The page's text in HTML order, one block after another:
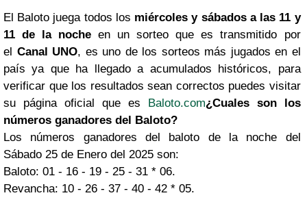
El Baloto juega todos los miércoles y sábados a las 11 y
11 de la noche en un sorteo que es transmitido por
el Canal UNO, es uno de los sorteos más jugados en el
país ya que ha llegado a acumulados históricos, para
verificar que los resultados sean correctos puedes visitar
su página oficial que es Baloto.com¿Cuales son los
números ganadores del Baloto?
Los números ganadores del baloto de la noche del
Sábado 25 de Enero del 2025 son:
Baloto: 01 - 16 - 19 - 25 - 31 * 06.
Revancha: 10 - 26 - 37 - 40 - 42 * 05.